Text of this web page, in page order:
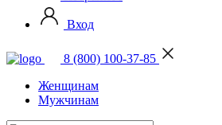
Вход
8 (800) 100-37-85
Женщинам
Мужчинам